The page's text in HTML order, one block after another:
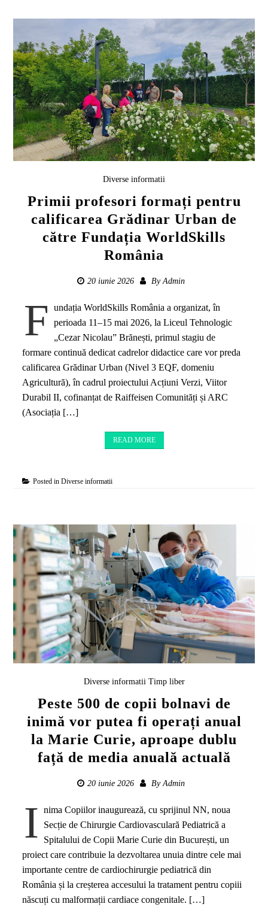
Diverse informatii
Primii profesori formați pentru
calificarea Grădinar Urban de
către Fundația WorldSkills
România
20 iunie 2026 By Admin
F
undația WorldSkills România a organizat, în
perioada 11–15 mai 2026, la Liceul Tehnologic
„Cezar Nicolau” Brănești, primul stagiu de
formare continuă dedicat cadrelor didactice care vor preda
calificarea Grădinar Urban (Nivel 3 EQF, domeniu
Agricultură), în cadrul proiectului Acțiuni Verzi, Viitor
Durabil II, cofinanțat de Raiffeisen Comunități și ARC
(Asociația […]
READ MORE
Posted inDiverse informatii
Diverse informatii Timp liber
Peste 500 de copii bolnavi de
inimă vor putea fi operați anual
la Marie Curie, aproape dublu
față de media anuală actuală
20 iunie 2026 By Admin
I
nima Copiilor inaugurează, cu sprijinul NN, noua
Secție de Chirurgie Cardiovasculară Pediatrică a
Spitalului de Copii Marie Curie din București, un
proiect care contribuie la dezvoltarea unuia dintre cele mai
importante centre de cardiochirurgie pediatrică din
România și la creșterea accesului la tratament pentru copiii
născuți cu malformații cardiace congenitale. […]